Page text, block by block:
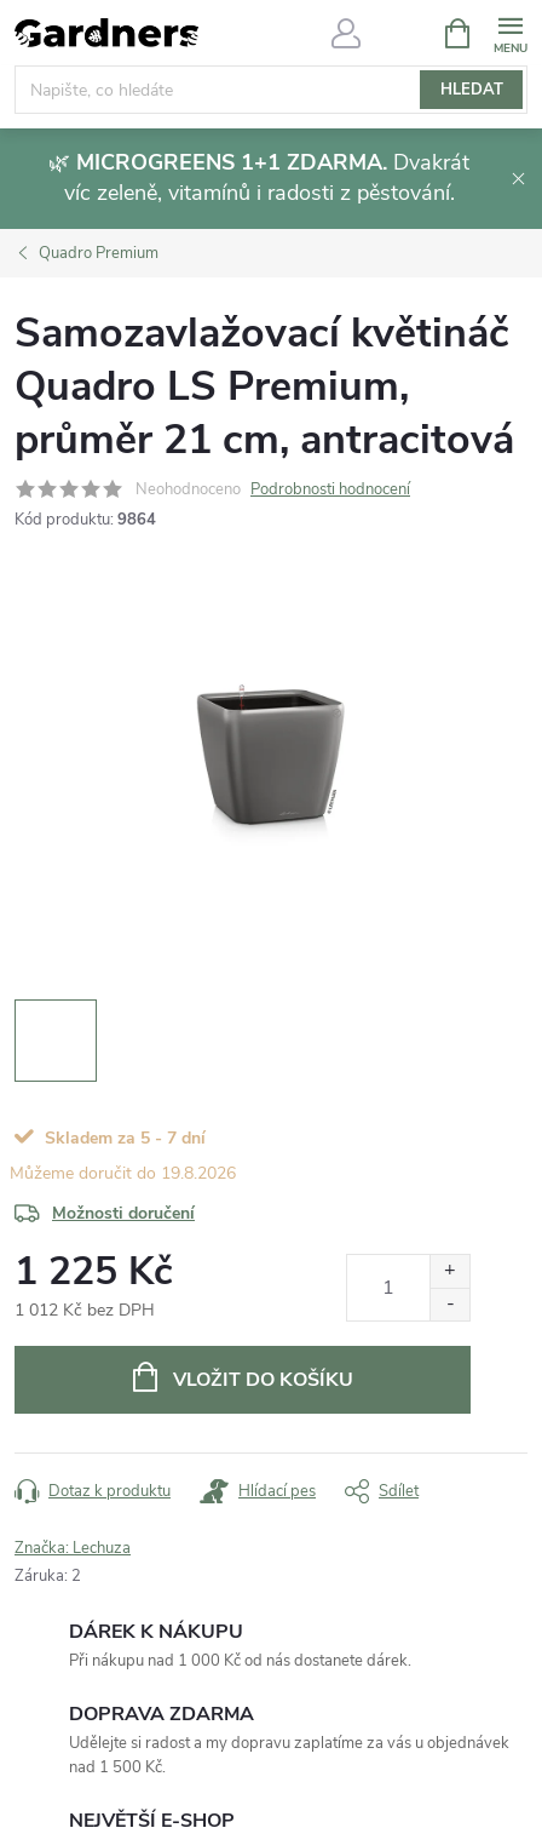
Přejít
na
obsah
HLEDAT
NÁKUPNÍ
KOŠÍK
🌿 MICROGREENS 1+1 ZDARMA. Dvakrát
víc zeleně, vitamínů i radosti z pěstování.
Quadro Premium
Samozavlažovací květináč
Quadro LS Premium,
průměr 21 cm, antracitová
Neohodnoceno Podrobnosti hodnocení
Kód produktu: 9864
Skladem za 5 - 7 dní
19.8.2026
Možnosti doručení
1 225 Kč
1 012 Kč bez DPH
VLOŽIT DO KOŠÍKU
Dotaz k produktu Hlídací pes Sdílet
Značka: Lechuza
Záruka: 2
DÁREK K NÁKUPU
Při nákupu nad 1 000 Kč od nás dostanete dárek.
DOPRAVA ZDARMA
Udělejte si radost a my dopravu zaplatíme za vás u objednávek
nad 1 500 Kč.
NEJVĚTŠÍ E-SHOP